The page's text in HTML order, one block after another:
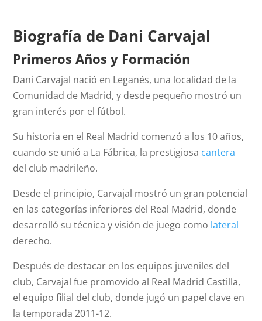
Biografía de Dani Carvajal
Primeros Años y Formación
Dani Carvajal nació en Leganés, una localidad de la
Comunidad de Madrid, y desde pequeño mostró un
gran interés por el fútbol.
Su historia en el Real Madrid comenzó a los 10 años,
cuando se unió a La Fábrica, la prestigiosa cantera
del club madrileño.
Desde el principio, Carvajal mostró un gran potencial
en las categorías inferiores del Real Madrid, donde
desarrolló su técnica y visión de juego como lateral
derecho.
Después de destacar en los equipos juveniles del
club, Carvajal fue promovido al Real Madrid Castilla,
el equipo filial del club, donde jugó un papel clave en
la temporada 2011-12.